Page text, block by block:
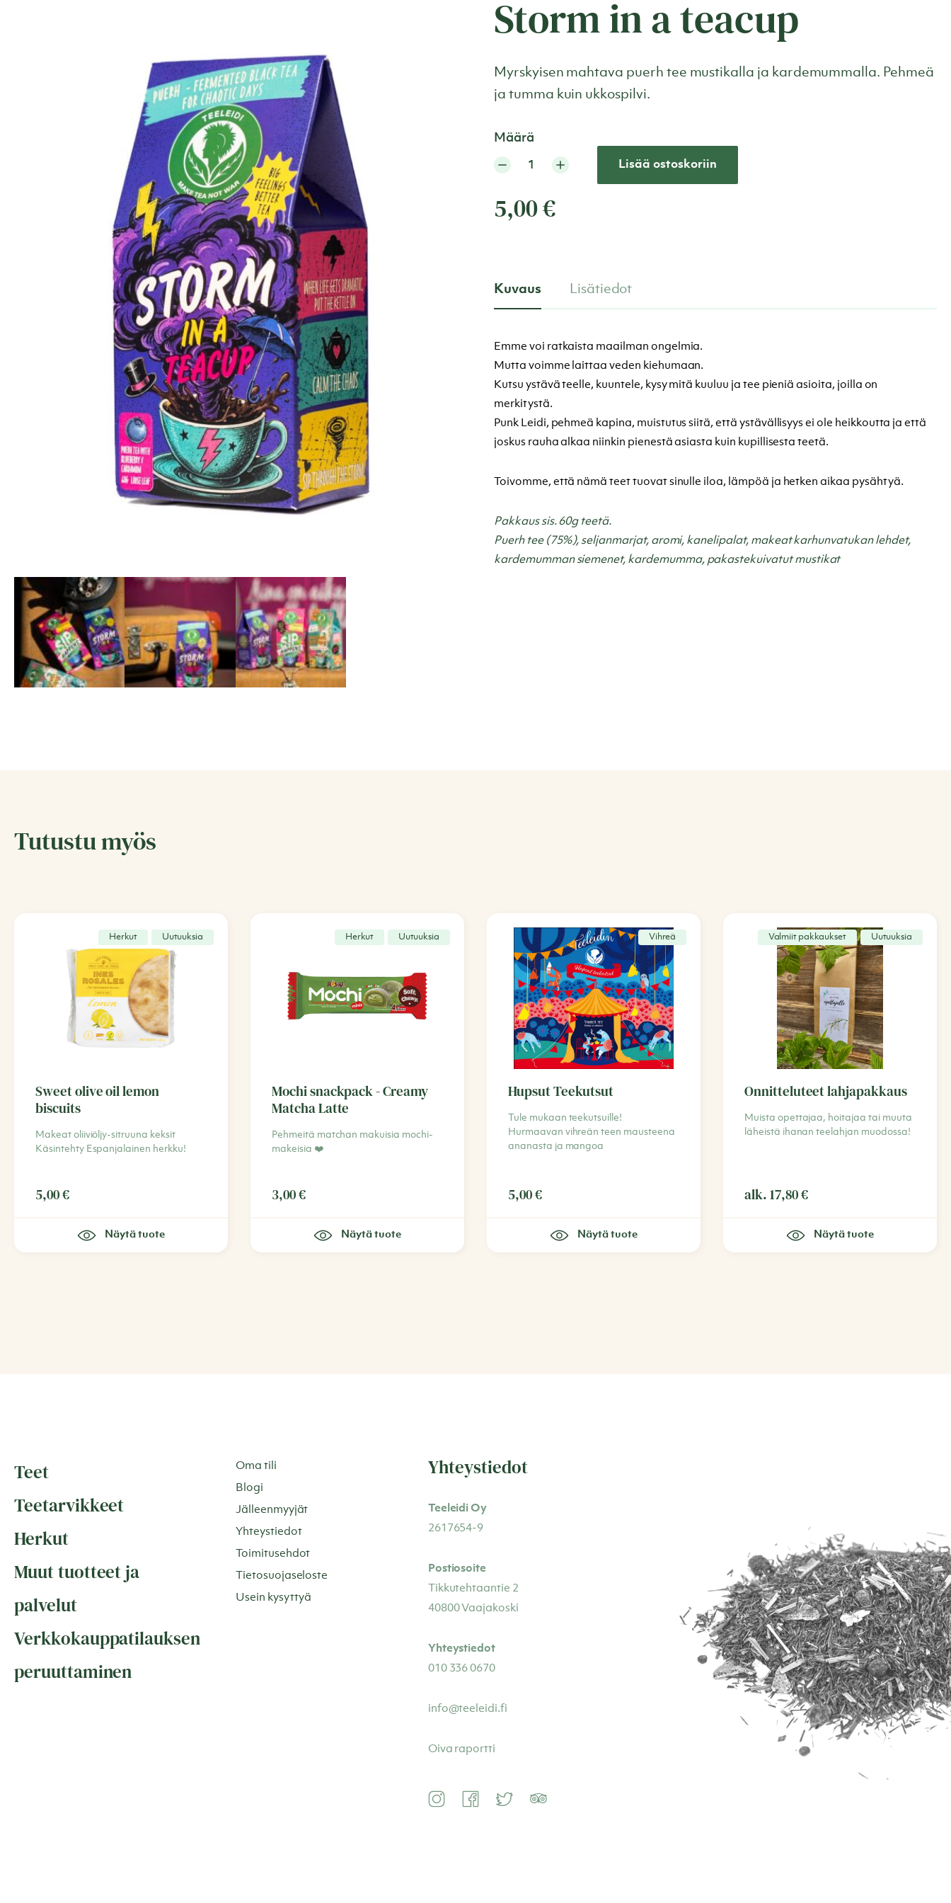
Storm in a teacup
Myrskyisen mahtava puerh tee mustikalla ja kardemummalla. Pehmeä
ja tumma kuin ukkospilvi.
Määrä
Lisää ostoskoriin
5,00€
Kuvaus Lisätiedot
Emme voi ratkaista maailman ongelmia.
Mutta voimme laittaa veden kiehumaan.
Kutsu ystävä teelle, kuuntele, kysy mitä kuuluu ja tee pieniä asioita, joilla on
merkitystä.
Punk Leidi, pehmeä kapina, muistutus siitä, että ystävällisyys ei ole heikkoutta ja että
joskus rauha alkaa niinkin pienestä asiasta kuin kupillisesta teetä.
Toivomme, että nämä teet tuovat sinulle iloa, lämpöä ja hetken aikaa pysähtyä.
Pakkaus sis. 60g teetä.
Puerh tee (75%), seljanmarjat, aromi, kanelipalat, makeat karhunvatukan lehdet,
kardemumman siemenet, kardemumma, pakastekuivatut mustikat
Tutustu myös
Herkut Uutuuksia
Sweet olive oil lemon
biscuits
Makeat oliiviöljy-sitruuna keksit
Käsintehty Espanjalainen herkku!
5,00€
Näytä tuote
Herkut Uutuuksia
Mochi snackpack - Creamy
Matcha Latte
Pehmeitä matchan makuisia mochi-
makeisia ❤️
3,00€
Näytä tuote
Vihreä
Hupsut Teekutsut
Tule mukaan teekutsuille!
Hurmaavan vihreän teen mausteena
ananasta ja mangoa
5,00€
Näytä tuote
Valmiit pakkaukset Uutuuksia
Onnitteluteet lahjapakkaus
Muista opettajaa, hoitajaa tai muuta
läheistä ihanan teelahjan muodossa!
alk. 17,80€
Näytä tuote
Teet
Teetarvikkeet
Herkut
Muut tuotteet ja
palvelut
Verkkokauppatilauksen
peruuttaminen
Oma tili
Blogi
Jälleenmyyjät
Yhteystiedot
Toimitusehdot
Tietosuojaseloste
Usein kysyttyä
Yhteystiedot
Teeleidi Oy
2617654-9
Postiosoite
Tikkutehtaantie 2
40800 Vaajakoski
Yhteystiedot
010 336 0670
info@teeleidi.fi
Oiva raportti
InstagramFacebookTwitter TripAdvisor